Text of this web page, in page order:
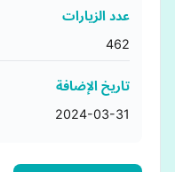
عدد الزيارات
462
تاريخ الإضافة
2024-03-31